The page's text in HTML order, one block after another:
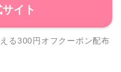
イト
る300円オフクーポン配布